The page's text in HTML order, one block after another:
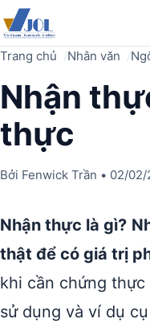
Trang chủ Nhân văn
Nhận
thực
Bởi Fenwick Trần • 02/02/
Nhận thực là gì?
thật để có giá trị
khi cần chứng
sử dụng và ví dụ